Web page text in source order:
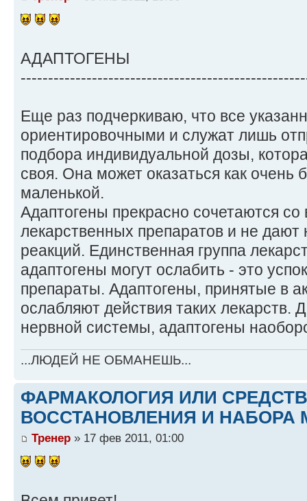
АДАПТОГЕНЫ
Еще раз подчеркиваю, что все
ориентировочными и служат лишь
подбора индивидуальной дозы,
своя. Она может оказаться как очень
маленькой.
Адаптогены прекрасно сочетаются
лекарственных препаратов и не дают
реакций. Единственная группа
адаптогены могут ослабить - это
препараты. Адаптогены, принятые в
ослабляют действия таких лекарств.
нервной системы, адаптогены
...ЛЮДЕЙ НЕ ОБМАНЕШЬ...
ФАРМАКОЛОГИЯ ИЛИ
ВОССТАНОВЛЕНИЯ И НАБОРА
Тренер » 17 фев 2011, 01:00